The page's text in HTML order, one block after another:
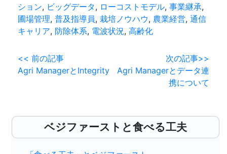
ション, ビッグデータ, ローコストモデル, 事業継承,
圃場管理, 普及指導員, 栽培ノウハウ, 農業経営, 通信
キャリア, 防除体系, 電波状況, 高齢化
投
稿
ビ
ゲ
<< 前の記事
Agri ManagerとIntegrity
次の記事>>
Agri Managerとデータ連
携について
ベジファーストと食べる工夫